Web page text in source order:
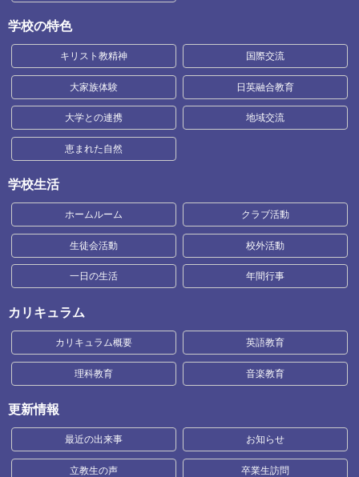
学校の特色
キリスト教精神 国際交流
大家族体験 日英融合教育
大学との連携 地域交流
恵まれた自然
学校生活
ホームルーム クラブ活動
生徒会活動 校外活動
一日の生活 年間行事
カリキュラム
カリキュラム概要 英語教育
理科教育 音楽教育
更新情報
最近の出来事 お知らせ
立教生の声 卒業生訪問